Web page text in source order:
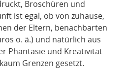
Broschüren und
ist egal, ob von zuhause,
der Eltern, benachbarten
o. ä.) und natürlich aus
Phantasie und Kreativität
Grenzen gesetzt.